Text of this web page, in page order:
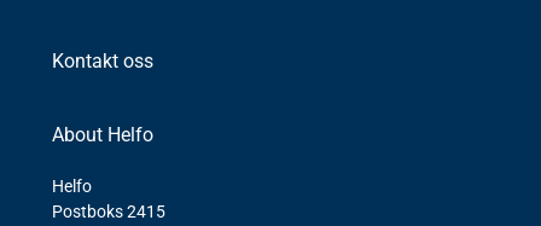
Kontakt oss
About Helfo
Helfo
Postboks 2415